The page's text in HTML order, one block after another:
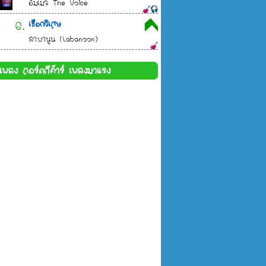
6. เชือกวิเศษ
ลาบานูน (Labanoon)
พลง คอร์ดกีต้าร์ เพลงมาแรง